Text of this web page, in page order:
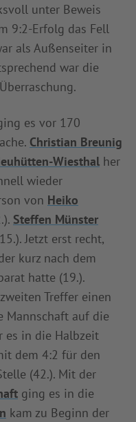
SPIELPLUS
unter Beweis
9:2-Erfolg das Fell
als Außenseiter in
war die
es vor 170
Christian Breunig
Wiesthal her
wieder
von Heiko
Steffen Münster
Jetzt erst recht,
kurz nach dem
hatte (19.).
Treffer einen
Mannschaft auf die
es in die Halbzeit
dem 4:2 für den
(42.). Mit der
ging es in die
kam zu Beginn der